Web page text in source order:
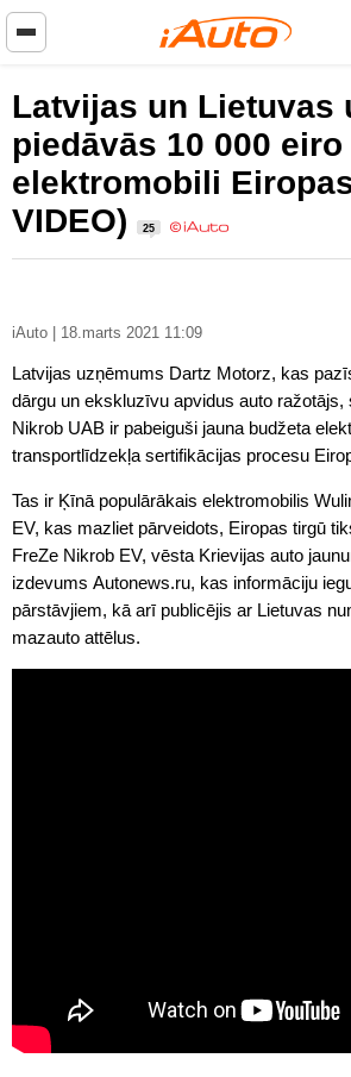
Latvijas un Lietuvas
piedāvās 10 000
elektromobili
VIDEO)
25
iAuto | 18.marts 2021 11:09
Latvijas uzņēmums Dartz Motorz, kas
dārgu un ekskluzīvu apvidus auto ražotājs,
Nikrob UAB ir pabeiguši jauna budžeta
transportlīdzekļa sertifikācijas procesu
Tas ir Ķīnā populārākais elektromobilis
EV, kas mazliet pārveidots, Eiropas tirgū
FreZe Nikrob EV, vēsta Krievijas auto
izdevums Autonews.ru, kas informāciju
pārstāvjiem, kā arī publicējis ar Lietuvas
mazauto attēlus.